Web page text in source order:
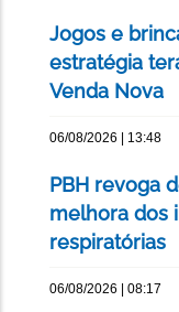
Jogos e
estratégia
Venda Nova
06/08/2026 | 13:48
PBH revoga
melhora dos
respiratórias
06/08/2026 | 08:17